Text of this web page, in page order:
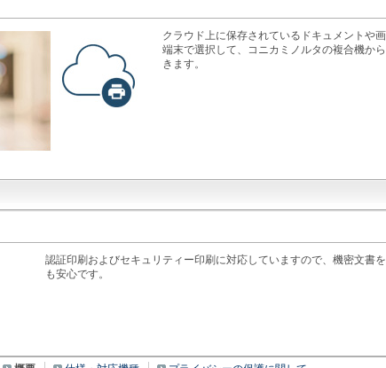
クラウド上に保存されているドキュメントや
端末で選択して、コニカミノルタの複合機か
きます。
認証印刷およびセキュリティー印刷に対応していますので、機密文書
も安心です。